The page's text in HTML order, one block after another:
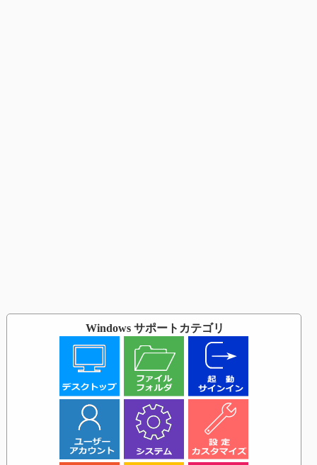
Windows サポートカテゴリ